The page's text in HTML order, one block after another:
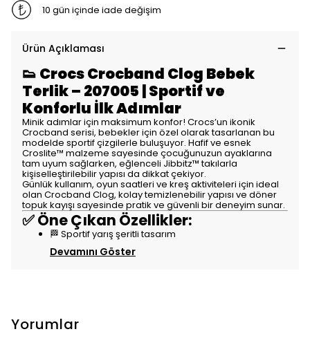
10 gün içinde iade değişim
Ürün Açıklaması
👟 Crocs Crocband Clog Bebek
Terlik – 207005 | Sportif ve
Konforlu İlk Adımlar
Minik adımlar için maksimum konfor! Crocs’un ikonik
Crocband serisi, bebekler için özel olarak tasarlanan bu
modelde sportif çizgilerle buluşuyor. Hafif ve esnek
Croslite™ malzeme sayesinde çocuğunuzun ayaklarına
tam uyum sağlarken, eğlenceli Jibbitz™ takılarla
kişiselleştirilebilir yapısı da dikkat çekiyor.
Günlük kullanım, oyun saatleri ve kreş aktiviteleri için ideal
olan Crocband Clog, kolay temizlenebilir yapısı ve döner
topuk kayışı sayesinde pratik ve güvenli bir deneyim sunar.
✅ Öne Çıkan Özellikler:
🏁 Sportif yarış şeritli tasarım
Devamını Göster
Yorumlar